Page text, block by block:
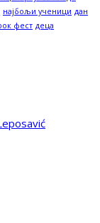
најбољи ученици дан
фест деца